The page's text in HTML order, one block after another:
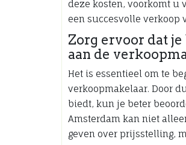
deze kosten, voorkomt u
een succesvolle verkoop
Zorg ervoor dat
aan de
Het is essentieel om te
verkoopmakelaar. Door
biedt, kun je beter
Amsterdam kan niet
geven over prijsstelling,